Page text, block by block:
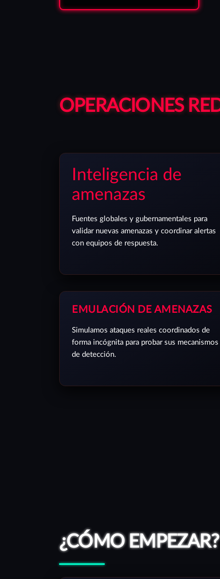
OPERACIONES
Inteligencia de
amenazas
Fuentes globales y gubernamentales para
validar nuevas amenazas y coordinar alertas
con equipos de respuesta.
EMULACIÓN DE AMENAZAS
Simulamos ataques reales coordinados de
forma incógnita para probar sus mecanismos
de detección.
¿CÓMO EMPEZAR?